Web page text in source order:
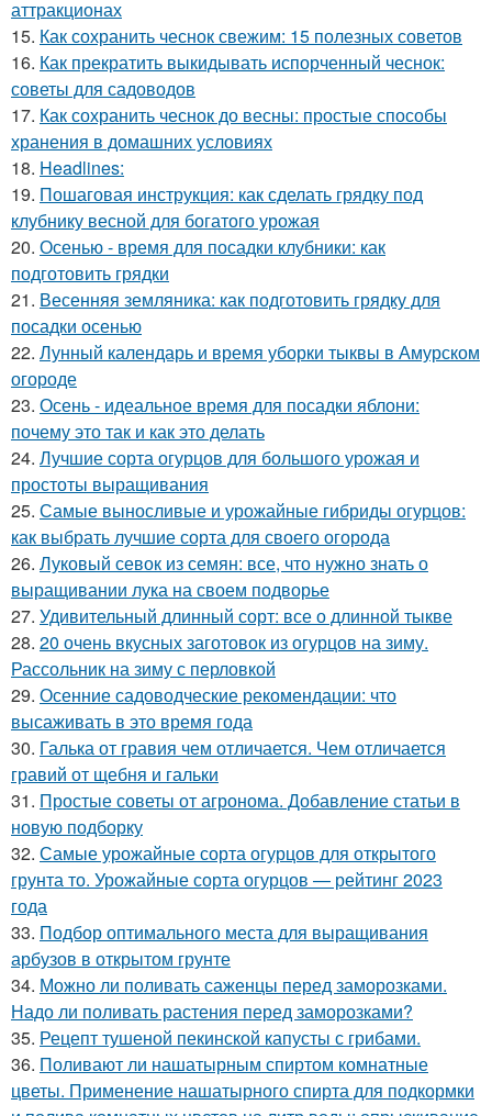
аттракционах
15. Как сохранить чеснок свежим: 15 полезных советов
16. Как прекратить выкидывать испорченный чеснок:
советы для садоводов
17. Как сохранить чеснок до весны: простые способы
хранения в домашних условиях
18. Headlines:
19. Пошаговая инструкция: как сделать грядку под
клубнику весной для богатого урожая
20. Осенью - время для посадки клубники: как
подготовить грядки
21. Весенняя земляника: как подготовить грядку для
посадки осенью
22. Лунный календарь и время уборки тыквы в Амурском
огороде
23. Осень - идеальное время для посадки яблони:
почему это так и как это делать
24. Лучшие сорта огурцов для большого урожая и
простоты выращивания
25. Самые выносливые и урожайные гибриды огурцов:
как выбрать лучшие сорта для своего огорода
26. Луковый севок из семян: все, что нужно знать о
выращивании лука на своем подворье
27. Удивительный длинный сорт: все о длинной тыкве
28. 20 очень вкусных заготовок из огурцов на зиму.
Рассольник на зиму с перловкой
29. Осенние садоводческие рекомендации: что
высаживать в это время года
30. Галька от гравия чем отличается. Чем отличается
гравий от щебня и гальки
31. Простые советы от агронома. Добавление статьи в
новую подборку
32. Самые урожайные сорта огурцов для открытого
грунта то. Урожайные сорта огурцов — рейтинг 2023
года
33. Подбор оптимального места для выращивания
арбузов в открытом грунте
34. Можно ли поливать саженцы перед заморозками.
Надо ли поливать растения перед заморозками?
35. Рецепт тушеной пекинской капусты с грибами.
36. Поливают ли нашатырным спиртом комнатные
цветы. Применение нашатырного спирта для подкормки